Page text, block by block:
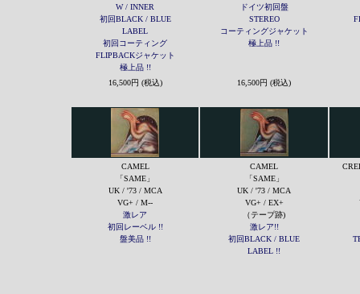
W / INNER
初回BLACK / BLUE
LABEL
初回コーティング
FLIPBACKジャケット
極上品 !!
ドイツ初回盤
STEREO
コーティングジャケット
極上品 !!
16,500円 (税込) 16,500円 (税込)
CAMEL
「SAME」
UK / '73 / MCA
VG+ / M--
激レア
初回レーベル !!
盤美品 !!
CAMEL
「SAME」
UK / '73 / MCA
VG+ / EX+
（テープ跡)
激レア!!
初回BLACK / BLUE
LABEL !!